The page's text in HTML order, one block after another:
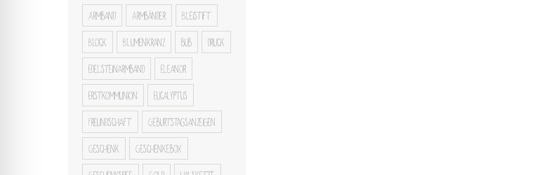
Armband Armbänder Bleistift
Block Blumenkranz bub druck
Edelsteinarmband Eleanor
Erstkommunion Eucalyptus
Freundschaft Geburtstagsanzeigen
Geschenk Geschenkebox